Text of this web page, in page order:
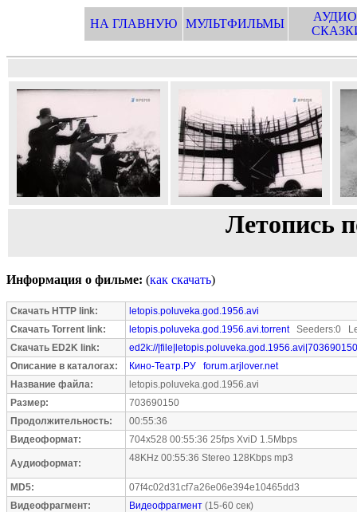
НА ГЛАВНУЮ МУЛЬТФИЛЬМЫ
Летопись
Информация о фильме: (как скачать)
Скачать HTTP link:
letopis.poluveka.god.1956.avi
Скачать Torrent link:
letopis.poluveka.god.1956.avi.torrentSeeders:0
Скачать ED2K link:
ed2k://
Описание в каталогах:
Кино-Театр.РУ
forum.arjlover.net
Название файла:
letopis.poluveka.god.1956.avi
Размер:
703690150
Продолжительность:
00:55:36
Видеоформат:
704x528 00:55:36 25fps XviD 1.5Mbps
Аудиоформат: 48KHz 00:55:36 Stereo 128Kbps mp3
MD5:
07f4c02d31cf7a26e06e394e10465dd3
Видеофрагмент:
Видеофрагмент (15-60 сек)